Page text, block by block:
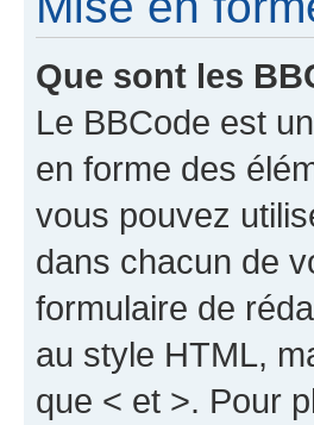
Que sont les
Le BBCode est
en forme des
vous pouvez
dans chacun de
formulaire de
au style HTML,
que < et >. Pour